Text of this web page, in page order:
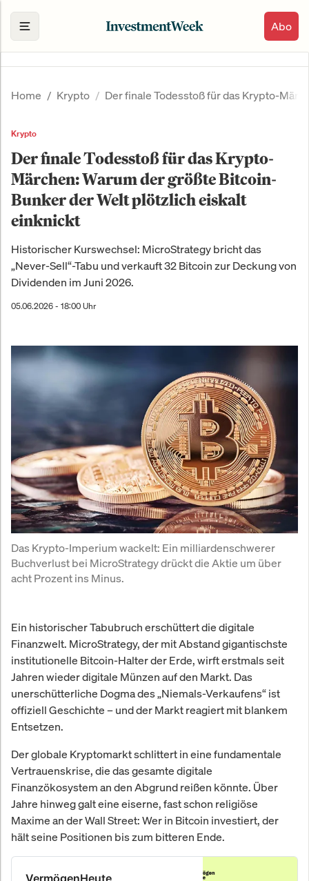
Abo
Home Krypto Der finale Todesstoß für das Krypto-
Krypto
Der finale Todesstoß für das Krypto-
Märchen: Warum der größte Bitcoin-
Bunker der Welt plötzlich eiskalt
einknickt
Historischer Kurswechsel: MicroStrategy bricht das
„Never-Sell“-Tabu und verkauft 32 Bitcoin zur Deckung von
Dividenden im Juni 2026.
05.06.2026 - 18:00 Uhr
Das Krypto-Imperium wackelt: Ein milliardenschwerer
Buchverlust bei MicroStrategy drückt die Aktie um über
acht Prozent ins Minus.
Ein historischer Tabubruch erschüttert die digitale
Finanzwelt. MicroStrategy, der mit Abstand gigantischste
institutionelle Bitcoin-Halter der Erde, wirft erstmals seit
Jahren wieder digitale Münzen auf den Markt. Das
unerschütterliche Dogma des „Niemals-Verkaufens“ ist
offiziell Geschichte – und der Markt reagiert mit blankem
Entsetzen.
Der globale Kryptomarkt schlittert in eine fundamentale
Vertrauenskrise, die das gesamte digitale
Finanzökosystem an den Abgrund reißen könnte. Über
Jahre hinweg galt eine eiserne, fast schon religiöse
Maxime an der Wall Street: Wer in Bitcoin investiert, der
hält seine Positionen bis zum bitteren Ende.
VermögenHeute